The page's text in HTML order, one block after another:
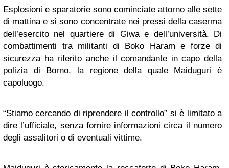
Esplosioni e sparatorie sono cominciate attorno alle sette
di mattina e si sono concentrate nei pressi della caserma
dell’esercito nel quartiere di Giwa e dell’università. Di
combattimenti tra militanti di Boko Haram e forze di
sicurezza ha riferito anche il comandante in capo della
polizia di Borno, la regione della quale Maiduguri è
capoluogo.
“Stiamo cercando di riprendere il controllo” si è limitato a
dire l’ufficiale, senza fornire informazioni circa il numero
degli assalitori o di eventuali vittime.